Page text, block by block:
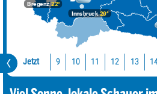
Bregenz22°
Innsbruck20°
Jetzt 9 10 11 12 13